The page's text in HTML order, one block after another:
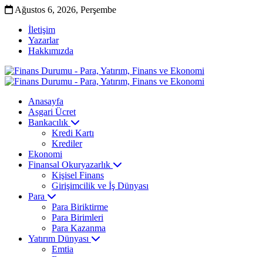
Ağustos 6, 2026, Perşembe
İletişim
Yazarlar
Hakkımızda
Anasayfa
Asgari Ücret
Bankacılık
Kredi Kartı
Krediler
Ekonomi
Finansal Okuryazarlık
Kişisel Finans
Girişimcilik ve İş Dünyası
Para
Para Biriktirme
Para Birimleri
Para Kazanma
Yatırım Dünyası
Emtia